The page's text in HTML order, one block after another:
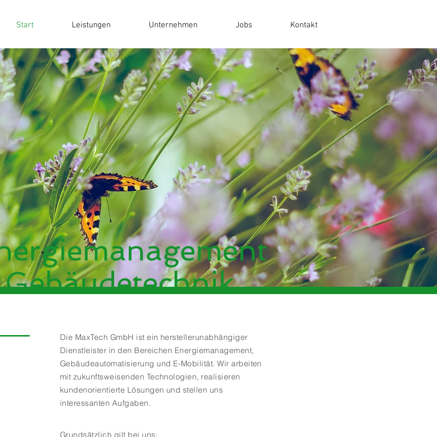
Start Leistungen Unternehmen Jobs Kontakt
Die MaxTech GmbH ist ein herstellerunabhängiger
Dienstleister in den Bereichen Energiemanagement,
Gebäudeautomatisierung und E-Mobilität. Wir arbeiten
mit zukunftsweisenden Technologien, realisieren
kundenorientierte Lösungen und stellen uns
interessanten Aufgaben.
Grundsätzlich gilt bei uns: